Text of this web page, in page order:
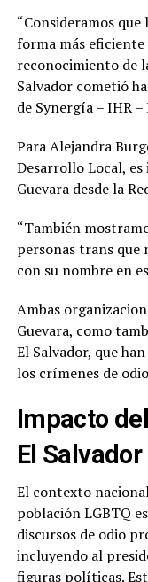
“Consideramos
forma más
reconocimiento de
Salvador cometió
de Synergía – IHR
Para Alejandra
Desarrollo Local,
Guevara desde la
“También
personas trans que
con su nombre en
Ambas
Guevara, como
El Salvador, que
los crímenes de
Impacto
El Salvador
El contexto
población LGBTQ
discursos de odio
incluyendo al
figuras políticas.